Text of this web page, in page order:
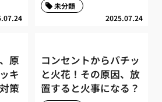
2025.07.24
未分類
原
キ
策
コンセントからパチッ
と火花！その原因、放
置すると火事になる？